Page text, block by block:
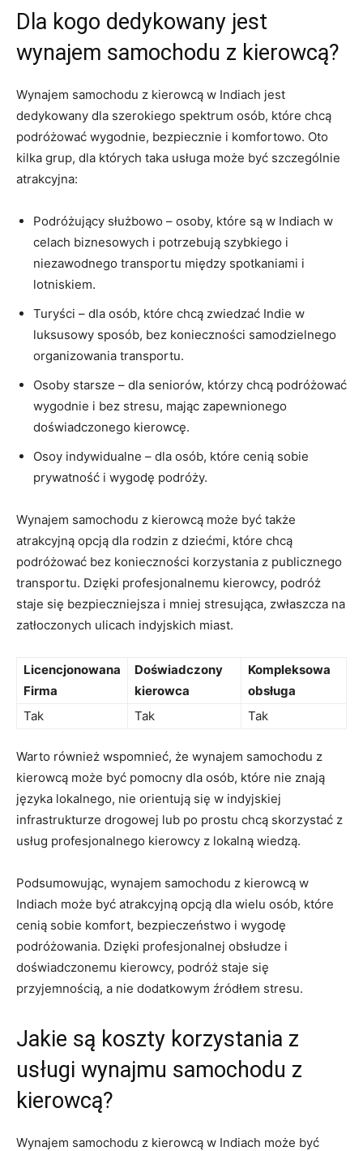
Dla‌ kogo dedykowany jest
wynajem samochodu⁤ z kierowcą?
Wynajem⁢ samochodu z⁣ kierowcą w Indiach⁣ jest
dedykowany ‌dla⁤ szerokiego spektrum osób, które‌ chcą
⁣podróżować ⁣wygodnie, bezpiecznie i komfortowo. Oto
kilka grup, dla których taka usługa może⁤ być​ szczególnie
atrakcyjna:
Podróżujący służbowo – osoby, które są w Indiach⁣ w
celach ‌biznesowych ‌i potrzebują szybkiego i
niezawodnego⁣ transportu między spotkaniami i
lotniskiem.
Turyści – dla osób, ​które chcą⁤ zwiedzać Indie w
⁤luksusowy sposób, bez konieczności samodzielnego
⁢organizowania transportu.
Osoby starsze – dla seniorów, którzy chcą podróżować
wygodnie i ⁣bez stresu, mając⁢ zapewnionego
doświadczonego kierowcę.
Osoy ⁣indywidualne –⁤ dla osób,⁣ które cenią sobie‍
prywatność i wygodę podróży.
Wynajem ⁣samochodu z ⁢kierowcą może⁢ być także
atrakcyjną opcją dla rodzin‌ z ⁣dziećmi, ​które chcą
podróżować bez konieczności korzystania z publicznego
transportu. Dzięki profesjonalnemu kierowcy,​ podróż
⁣staje się bezpieczniejsza i‌ mniej stresująca, zwłaszcza na
zatłoczonych ulicach ​indyjskich miast.
Licencjonowana⁢
Firma
Doświadczony
kierowca
Kompleksowa⁤
obsługa
Tak
Tak Tak
Warto również wspomnieć, że ‌wynajem samochodu z
kierowcą⁤ może być pomocny dla osób, które nie znają‍
języka lokalnego,‍ nie orientują się‌ w indyjskiej
infrastrukturze drogowej lub ‍po prostu chcą skorzystać z‌
usług profesjonalnego kierowcy z lokalną wiedzą.
Podsumowując, wynajem‍ samochodu z kierowcą w
Indiach może ‌być⁣ atrakcyjną opcją dla wielu osób, które
⁤cenią‌ sobie‌ komfort, bezpieczeństwo i wygodę⁣
podróżowania. Dzięki profesjonalnej​ obsłudze i
doświadczonemu kierowcy, podróż staje się
przyjemnością, ‍a‍ nie‌ dodatkowym źródłem stresu.
Jakie są koszty korzystania z
usługi⁤ wynajmu samochodu z
⁢kierowcą?
Wynajem ⁢samochodu z kierowcą w Indiach może być